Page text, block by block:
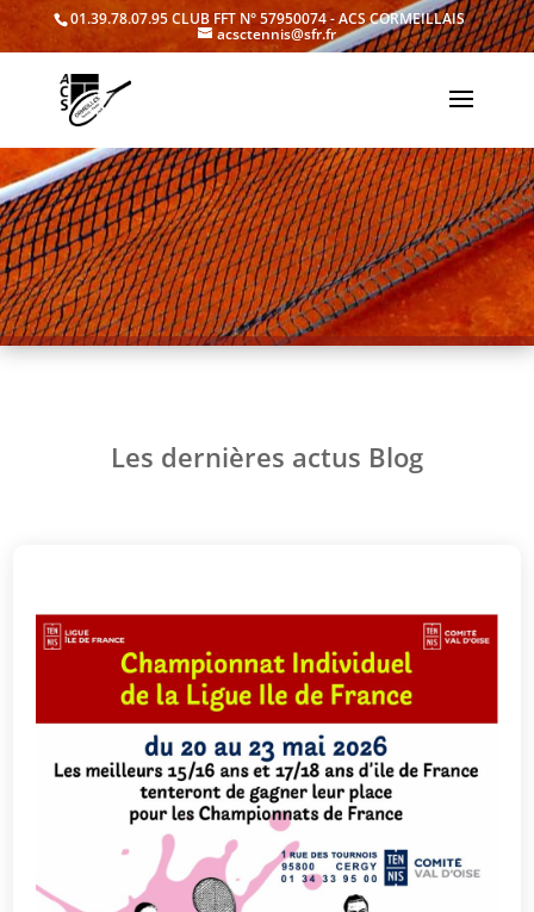
01.39.78.07.95CLUB FFT N° 57950074 - ACS CORMEILLAIS
acsctennis@sfr.fr
Les dernières actus Blog